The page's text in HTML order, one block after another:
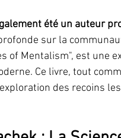
été un auteur
sur la
of Mentalism", est une
Ce livre, tout
des recoins